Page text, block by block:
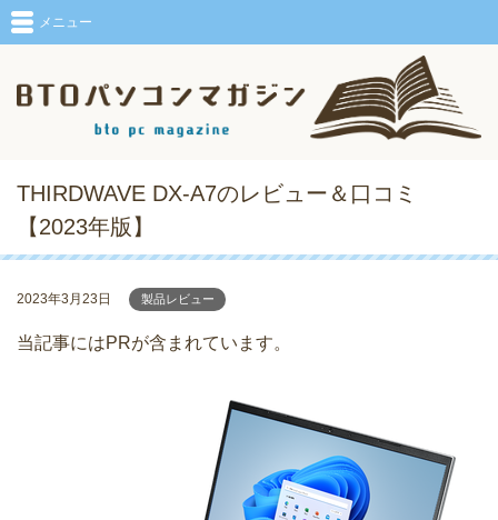
メニュー
THIRDWAVE DX-A7のレビュー＆口コミ
【2023年版】
2023年3月23日 製品レビュー
当記事にはPRが含まれています。